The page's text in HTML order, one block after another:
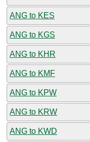
ANG to KES
ANG to KGS
ANG to KHR
ANG to KMF
ANG to KPW
ANG to KRW
ANG to KWD